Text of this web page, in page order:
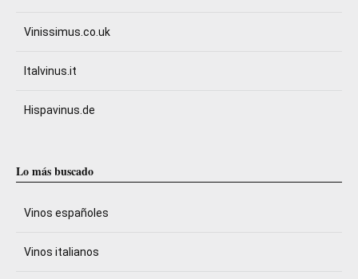
Vinissimus.co.uk
Italvinus.it
Hispavinus.de
Lo más buscado
Vinos españoles
Vinos italianos